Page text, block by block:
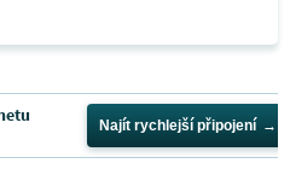
Najít rychlejší připojení